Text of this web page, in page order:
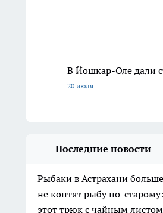
В Йошкар-Оле дали
20 июля
Последние новости
Рыбаки в Астрахани больше
не коптят рыбу по-старому:
этот трюк с чайным листом